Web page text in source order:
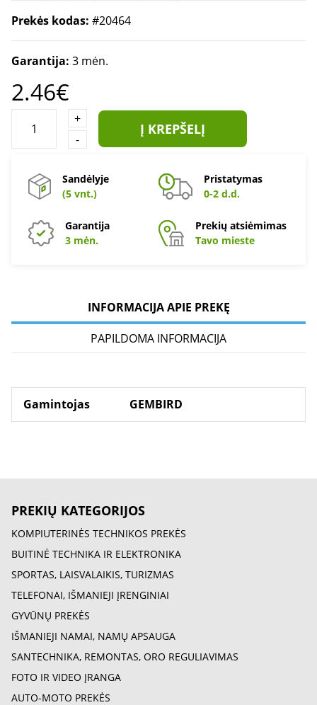
Prekės kodas: #20464
Garantija: 3 mėn.
2.46€
+
-
Į KREPŠELĮ
Sandėlyje
(5 vnt.)
Pristatymas
0-2 d.d.
Garantija
3 mėn.
Prekių atsiėmimas
Tavo mieste
INFORMACIJA APIE PREKĘ
PAPILDOMA INFORMACIJA
Gamintojas GEMBIRD
PREKIŲ KATEGORIJOS
KOMPIUTERINĖS TECHNIKOS PREKĖS
BUITINĖ TECHNIKA IR ELEKTRONIKA
SPORTAS, LAISVALAIKIS, TURIZMAS
TELEFONAI, IŠMANIEJI ĮRENGINIAI
GYVŪNŲ PREKĖS
IŠMANIEJI NAMAI, NAMŲ APSAUGA
SANTECHNIKA, REMONTAS, ORO REGULIAVIMAS
FOTO IR VIDEO ĮRANGA
AUTO-MOTO PREKĖS